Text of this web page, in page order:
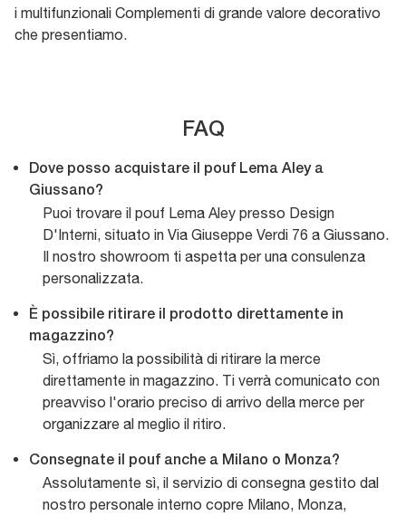
i multifunzionali Complementi di grande valore decorativo
che presentiamo.
FAQ
Dove posso acquistare il pouf Lema Aley a
Giussano?
Puoi trovare il pouf Lema Aley presso Design
D'Interni, situato in Via Giuseppe Verdi 76 a Giussano.
Il nostro showroom ti aspetta per una consulenza
personalizzata.
È possibile ritirare il prodotto direttamente in
magazzino?
Sì, offriamo la possibilità di ritirare la merce
direttamente in magazzino. Ti verrà comunicato con
preavviso l'orario preciso di arrivo della merce per
organizzare al meglio il ritiro.
Consegnate il pouf anche a Milano o Monza?
Assolutamente sì, il servizio di consegna gestito dal
nostro personale interno copre Milano, Monza,